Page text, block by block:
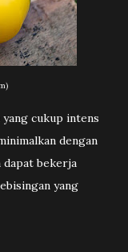
cukup intens
dengan
dapat bekerja
yang